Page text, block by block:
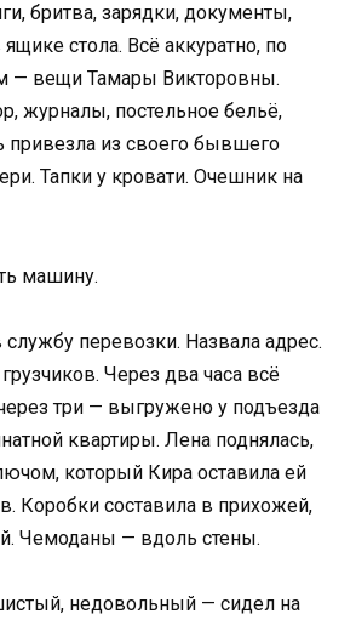
бритва, зарядки, документы,
стола. Всё аккуратно, по
— вещи Тамары Викторовны.
журналы, постельное бельё,
привезла из своего бывшего
Тапки у кровати. Очешник на
машину.
перевозки. Назвала адрес.
Через два часа всё
три — выгружено у подъезда
квартиры. Лена поднялась,
который Кира оставила ей
Коробки составила в прихожей,
Чемоданы — вдоль стены.
недовольный — сидел на